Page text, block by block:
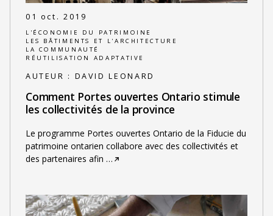
01 oct. 2019
L'ÉCONOMIE DU PATRIMOINE
LES BÂTIMENTS ET L'ARCHITECTURE
LA COMMUNAUTÉ
RÉUTILISATION ADAPTATIVE
AUTEUR : DAVID LEONARD
Comment Portes ouvertes Ontario stimule
les collectivités de la province
Le programme Portes ouvertes Ontario de la Fiducie du
patrimoine ontarien collabore avec des collectivités et
des partenaires afin …